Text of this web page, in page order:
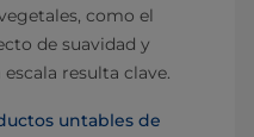
como el
de suavidad y
resulta clave.
untables de